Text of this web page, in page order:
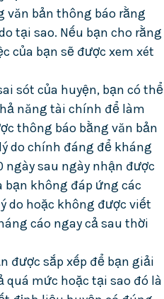
văn bản thông báo rằng
tại sao. Nếu bạn cho rằng
của bạn sẽ được xem xét
sót của huyện, bạn có thể
năng tài chính để làm
thông báo bằng văn bản
do chính đáng để kháng
ngày sau ngày nhận được
bạn không đáp ứng các
do hoặc không được viết
cáo ngay cả sau thời
được sắp xếp để bạn giải
mức hoặc tại sao đó là